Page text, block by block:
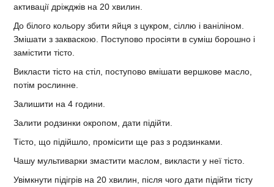
активації дріжджів на 20 хвилин.
До білого кольору збити яйця з цукром, сіллю і ваніліном.
Змішати з закваскою. Поступово просіяти в суміш борошно і
замістити тісто.
Викласти тісто на стіл, поступово вмішати вершкове масло,
потім рослинне.
Залишити на 4 години.
Залити родзинки окропом, дати підійти.
Тісто, що підійшло, промісити ще раз з родзинками.
Чашу мультиварки змастити маслом, викласти у неї тісто.
Увімкнути підігрів на 20 хвилин, після чого дати підійти тісту